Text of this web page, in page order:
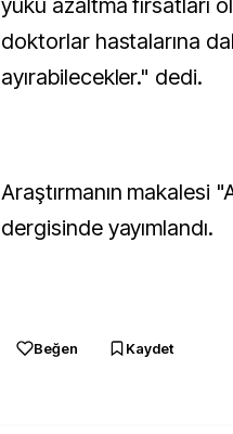
yükü azaltma fırsatları
doktorlar hastalarına
ayırabilecekler." dedi.
Araştırmanın makalesi
dergisinde yayımlandı.
Beğen Kaydet